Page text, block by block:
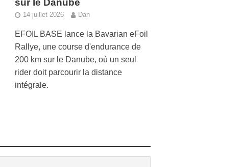
14 juillet 2026 Dan
EFOIL BASE lance la Bavarian eFoil
Rallye, une course d'endurance de
200 km sur le Danube, où un seul
rider doit parcourir la distance
intégrale.